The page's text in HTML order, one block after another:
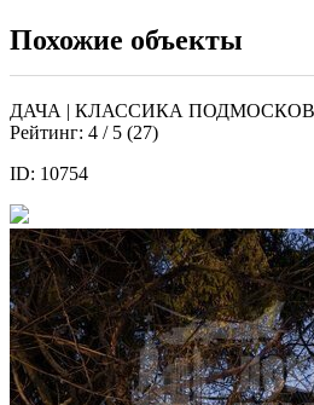
Похожие объекты
ДАЧА | КЛАССИКА
Рейтинг: 4 / 5 (27)
ID: 10754